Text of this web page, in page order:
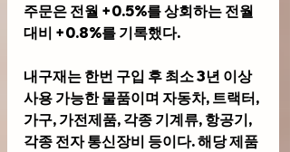
주문은 전월 +0.5%를 상회하는 전월
대비 +0.8%를 기록했다.
내구재는 한번 구입 후 최소 3년 이상
사용 가능한 물품이며 자동차, 트랙터,
가구, 가전제품, 각종 기계류, 항공기,
각종 전자 통신장비 등이다. 해당 제품